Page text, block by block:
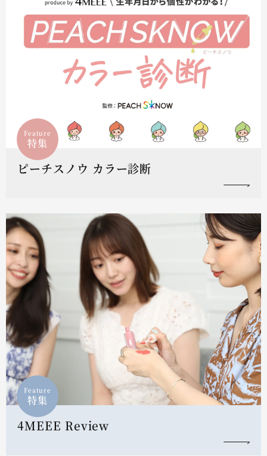
Feature
特集
ピーチスノウ カラー診断
Feature
特集
4MEEE Review